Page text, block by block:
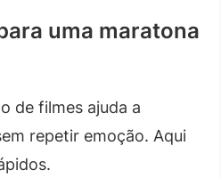
uma maratona
de filmes ajuda a
repetir emoção. Aqui